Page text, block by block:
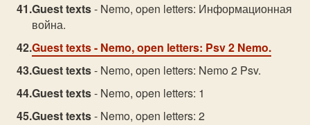
Guest texts- Nemo, open letters: Информационная
война.
Guest texts- Nemo, open letters: Psv 2 Nemo.
Guest texts- Nemo, open letters: Nemo 2 Psv.
Guest texts- Nemo, open letters: 1
Guest texts- Nemo, open letters: 2